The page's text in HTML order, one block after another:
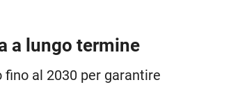
a lungo termine
fino al 2030 per garantire